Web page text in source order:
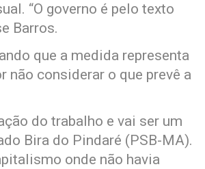
“O governo é pelo texto
Barros.
que a medida representa
não considerar o que prevê a
do trabalho e vai ser um
Bira do Pindaré (PSB-MA).
onde não havia